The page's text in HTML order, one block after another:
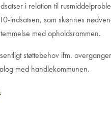
i relation til
indsatsen, som skønnes
med opholdsrammen.
støttebehov ifm.
med handlekommunen.